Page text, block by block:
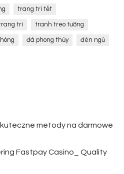
trang trí tết
trí tranh treo tường
đá phong thủy đèn ngủ
metody na darmowe
Fastpay Casino_ Quality